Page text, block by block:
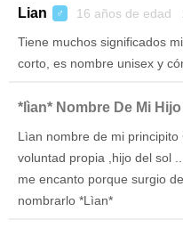
Lian ♂ 16 años de edad
Tiene muchos significados
corto, es nombre unisex y
*lìan* Nombre De Mi Hijo
Lìan nombre de mi
voluntad propia ,hijo del sol
me encanto porque surgio
nombrarlo *Lìan*